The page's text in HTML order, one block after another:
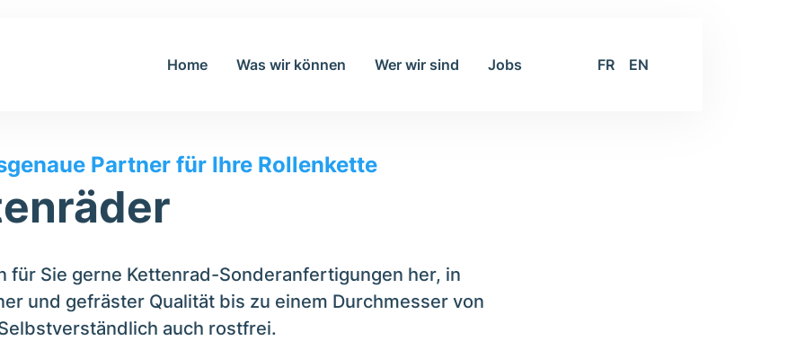
Home Was wir können Wer wir sind Jobs FR EN
Partner für Ihre Rollenkette
für Sie gerne Kettenrad-Sonderanfertigungen her, in
und gefräster Qualität bis zu einem Durchmesser von
auch rostfrei.